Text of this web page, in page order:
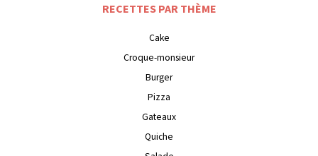
RECETTES PAR THÈME
Cake
Croque-monsieur
Burger
Pizza
Gateaux
Quiche